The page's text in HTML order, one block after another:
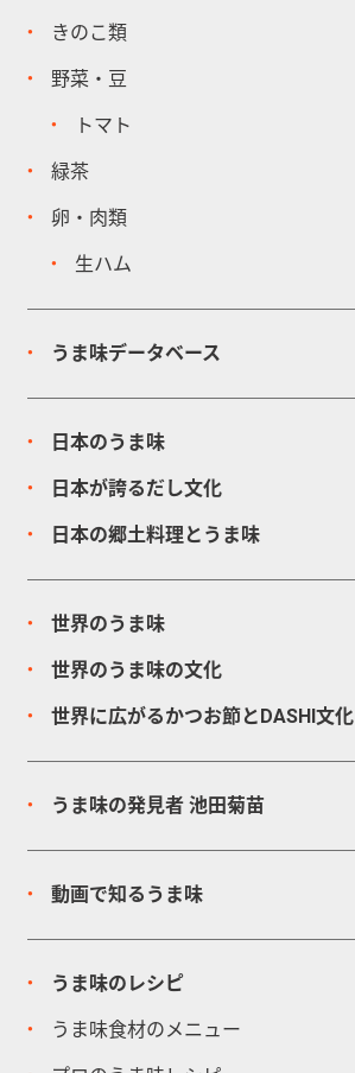
きのこ類
野菜・豆
トマト
緑茶
卵・肉類
生ハム
うま味データベース
日本のうま味
日本が誇るだし文化
日本の郷土料理とうま味
世界のうま味
世界のうま味の文化
世界に広がるかつお節とDASHI文化
うま味の発見者 池田菊苗
動画で知るうま味
うま味のレシピ
うま味食材のメニュー